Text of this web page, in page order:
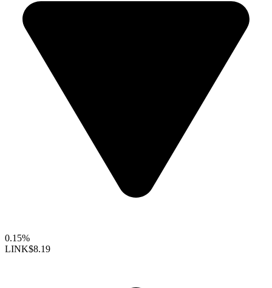
0.15%
LINK$8.19